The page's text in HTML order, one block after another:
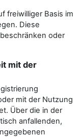
freiwilliger Basis im
Diese
beschränken oder
mit der
mit der Nutzung
Über die in der
anfallenden,